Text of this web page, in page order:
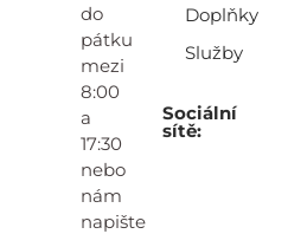
do
pátku
mezi
8:00
a
17:30
nebo
nám
napište
Sociální
sítě:
Doplňky
Služby